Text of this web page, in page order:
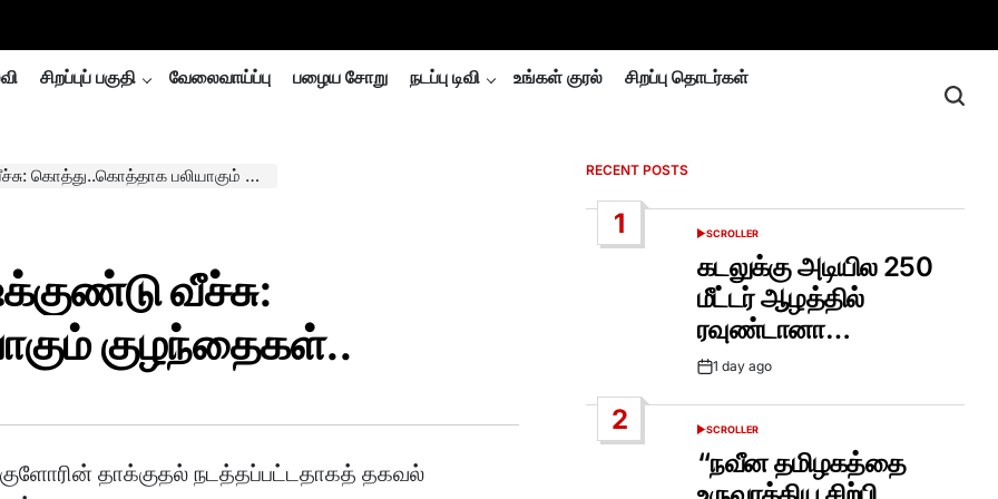
சிறப்புப் பகுதி வேலைவாய்ப்பு பழைய சோறு நடப்பு டிவி உங்கள் குரல் சிறப்பு தொடர்கள்
பலியாகும் குழந்தைகள்..
வீச்சு:
குழந்தைகள்..
குளோரின் தாக்குதல் நடத்தப்பட்டதாகத் தகவல்
RECENT POSTS
1
POSTED
SCROLLER
கடலுக்கு அடியில 250
மீட்டர் ஆழத்தில்
ரவுண்டானா…
Post1 day ago
2
POSTED
SCROLLER
“நவீன தமிழகத்தை